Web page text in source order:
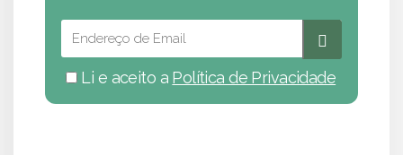
Li e aceito a Política de Privacidade